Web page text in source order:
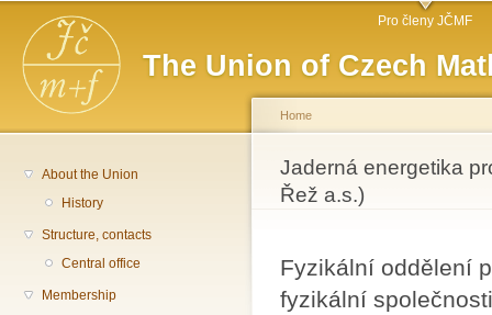
The Union of Czech
Main menu Pro členy JČMF
About the Union
History
Structure, contacts
Central office
Membership
You are here
Home
Jaderná energetika
Řež a.s.)
Fyzikální oddělení
fyzikální